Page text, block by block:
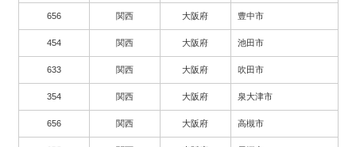
656 関西 大阪府 豊中市
454 関西 大阪府 池田市
633 関西 大阪府 吹田市
354 関西 大阪府 泉大津市
656 関西 大阪府 高槻市